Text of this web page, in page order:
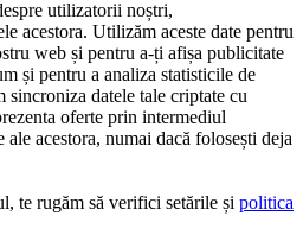
utilizatorii noștri,
acestora. Utilizăm aceste date pentru
web și pentru a-ți afișa publicitate
și pentru a analiza statisticile de
sincroniza datele tale criptate cu
oferte prin intermediul
acestora, numai dacă folosești deja
te rugăm să verifici setările și politica